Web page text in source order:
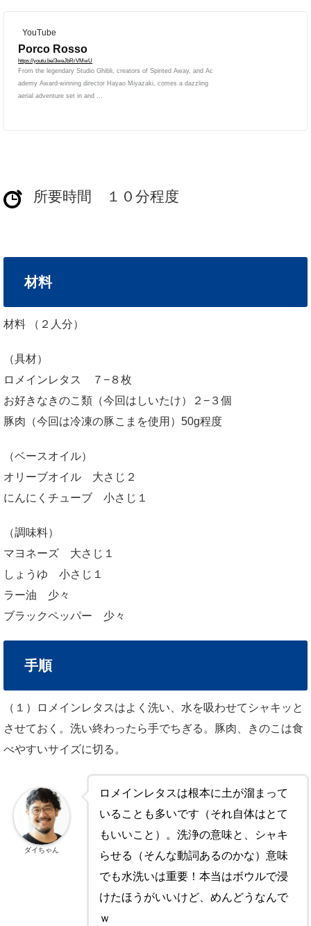
YouTube
Porco Rosso
https://youtu.be/3weJbRrVMwU
From the legendary Studio Ghibli, creators of Spirited Away, and Ac
ademy Award-winning director Hayao Miyazaki, comes a dazzling
aerial adventure set in and ...
所要時間 １０分程度
材料
材料 （２人分）
（具材）
ロメインレタス ７−８枚
お好きなきのこ類（今回はしいたけ）２−３個
豚肉（今回は冷凍の豚こまを使用）50g程度
（ベースオイル）
オリーブオイル 大さじ２
にんにくチューブ 小さじ１
（調味料）
マヨネーズ 大さじ１
しょうゆ 小さじ１
ラー油 少々
ブラックペッパー 少々
手順
（１）ロメインレタスはよく洗い、水を吸わせてシャキッと
させておく。洗い終わったら手でちぎる。豚肉、きのこは食
べやすいサイズに切る。
ロメインレタスは根本に土が溜まって
いることも多いです（それ自体はとて
もいいこと）。洗浄の意味と、シャキ
らせる（そんな動詞あるのかな）意味
でも水洗いは重要！本当はボウルで浸
けたほうがいいけど、めんどうなんで
ｗ
ダイちゃん